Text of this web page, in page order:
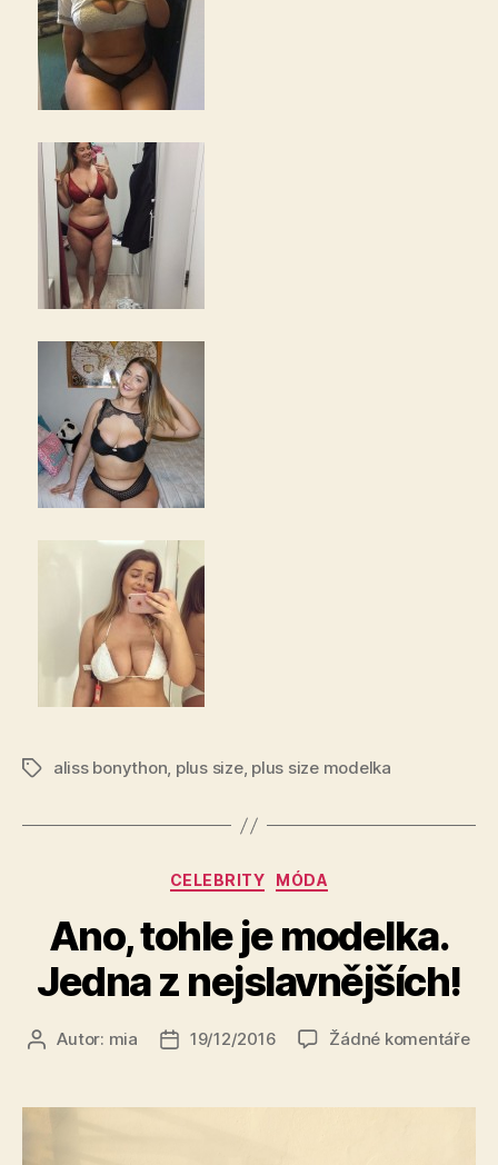
Štítkyaliss bonython, plus size, plus size modelka
Rubriky
CELEBRITY MÓDA
Ano, tohle je modelka.
Jedna z nejslavnějších!
AutorAutor: mia
Datum
19/12/2016 Žádné komentářeu